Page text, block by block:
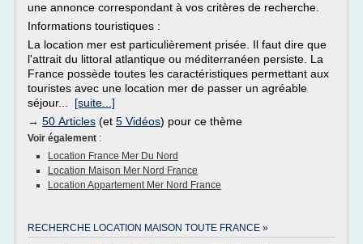
une annonce correspondant à vos critères de recherche.
Informations touristiques :
La location mer est particulièrement prisée. Il faut dire que
l'attrait du littoral atlantique ou méditerranéen persiste. La
France possède toutes les caractéristiques permettant aux
touristes avec une location mer de passer un agréable
séjour... [suite...]
→ 50 Articles (et 5 Vidéos) pour ce thème
Voir également :
Location France Mer Du Nord
Location Maison Mer Nord France
Location Appartement Mer Nord France
RECHERCHE LOCATION MAISON TOUTE FRANCE »